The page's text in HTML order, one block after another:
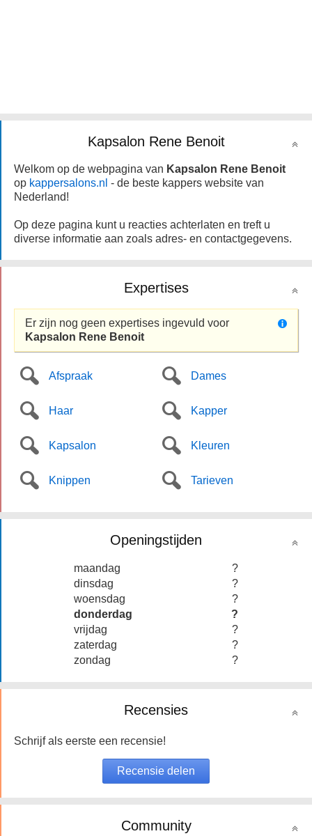
Kapsalon Rene Benoit
Welkom op de webpagina van Kapsalon Rene Benoit
op kappersalons.nl - de beste kappers website van
Nederland!
Op deze pagina kunt u reacties achterlaten en treft u
diverse informatie aan zoals adres- en contactgegevens.
Expertises
Er zijn nog geen expertises ingevuld voor
Kapsalon Rene Benoit
Afspraak Dames
Haar Kapper
Kapsalon Kleuren
Knippen Tarieven
Openingstijden
maandag
?
dinsdag
?
woensdag
?
donderdag
?
vrijdag
?
zaterdag
?
zondag
?
Recensies
Schrijf als eerste een recensie!
Community